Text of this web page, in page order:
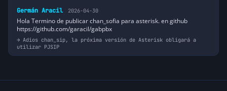
Germán Aracil 2026-04-30
Hola Termino de publicar chan_sofia para asterisk. en github
https://github.com/garacil/gabpbx
Adios chan_sip, la próxima versión de Asterisk obligará a
utilizar PJSIP